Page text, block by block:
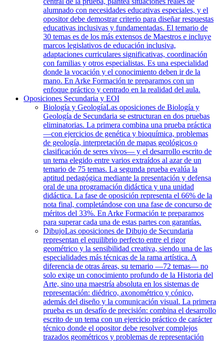
alumnado con necesidades educativas especiales, y el
opositor debe demostrar criterio para diseñar respuestas
educativas inclusivas y fundamentadas. El temario de
30 temas es de los más extensos de Maestros e incluye
marcos legislativos de educación inclusiva,
adaptaciones curriculares significativas, coordinación
con familias y otros especialistas. Es una especialidad
donde la vocación y el conocimiento deben ir de la
mano. En Arke Formación te preparamos con un
enfoque práctico y centrado en la realidad del aula.
Oposiciones Secundaria y EOI
Biología y GeologíaLas oposiciones de Biología y
Geología de Secundaria se estructuran en dos pruebas
eliminatorias. La primera combina una prueba práctica
—con ejercicios de genética y bioquímica, problemas
de geología, interpretación de mapas geológicos o
clasificación de seres vivos— y el desarrollo escrito de
un tema elegido entre varios extraídos al azar de un
temario de 75 temas. La segunda prueba evalúa la
aptitud pedagógica mediante la presentación y defensa
oral de una programación didáctica y una unidad
didáctica. La fase de oposición representa el 66% de la
nota final, completándose con una fase de concurso de
méritos del 33%. En Arke Formación te preparamos
para superar cada una de estas partes con garantías.
DibujoLas oposiciones de Dibujo de Secundaria
representan el equilibrio perfecto entre el rigor
geométrico y la sensibilidad creativa, siendo una de las
especialidades más técnicas de la rama artística. A
diferencia de otras áreas, su temario —72 temas— no
solo exige un conocimiento profundo de la Historia del
Arte, sino una maestría absoluta en los sistemas de
representación: diédrico, axonométrico y cónico,
además del diseño y la comunicación visual. La primera
prueba es un desafío de precisión: combina el desarrollo
escrito de un tema con un ejercicio práctico de carácter
técnico donde el opositor debe resolver complejos
trazados geométricos y problemas de representación